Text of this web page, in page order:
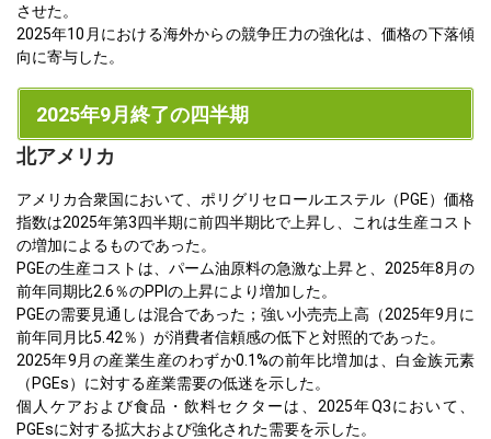
させた。
2025年10月における海外からの競争圧力の強化は、価格の下落傾
向に寄与した。
2025年9月終了の四半期
北アメリカ
アメリカ合衆国において、ポリグリセロールエステル（PGE）価格
指数は2025年第3四半期に前四半期比で上昇し、これは生産コスト
の増加によるものであった。
PGEの生産コストは、パーム油原料の急激な上昇と、2025年8月の
前年同期比2.6％のPPIの上昇により増加した。
PGEの需要見通しは混合であった；強い小売売上高（2025年9月に
前年同月比5.42％）が消費者信頼感の低下と対照的であった。
2025年9月の産業生産のわずか0.1%の前年比増加は、白金族元素
（PGEs）に対する産業需要の低迷を示した。
個人ケアおよび食品・飲料セクターは、2025年Q3において、
PGEsに対する拡大および強化された需要を示した。